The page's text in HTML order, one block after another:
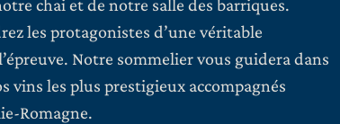
chai et de notre salle des barriques.
les protagonistes d’une véritable
Notre sommelier vous guidera dans
les plus prestigieux accompagnés
Romagne.